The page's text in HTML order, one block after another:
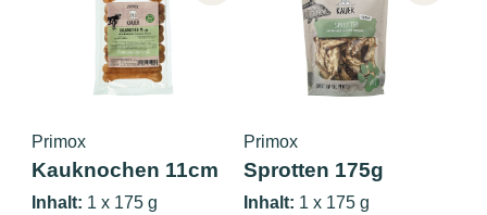
Primox
Kauknochen 11cm
175g
Inhalt: 1 x 175 g
Primox
Sprotten 175g
Inhalt: 1 x 175 g